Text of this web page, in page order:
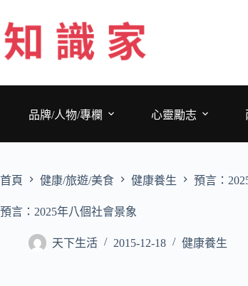
至
主
要
品牌/人物/專欄
心靈勵志
首頁 健康/旅遊/美食 健康養生 預言：
預言：2025年八個社會景象
天下生活 2015-12-18 健康養生